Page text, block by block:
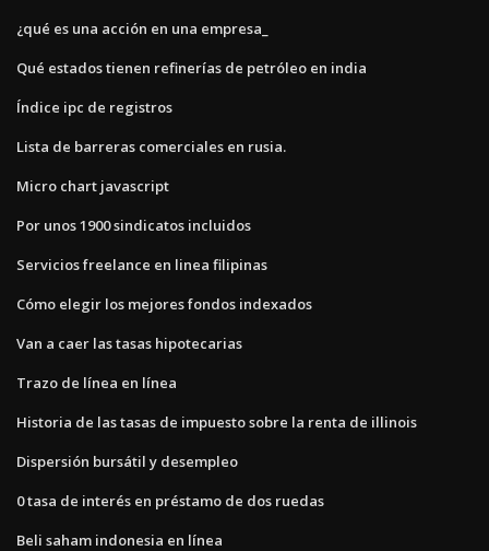
¿qué es una acción en una empresa_
Qué estados tienen refinerías de petróleo en india
Índice ipc de registros
Lista de barreras comerciales en rusia.
Micro chart javascript
Por unos 1900 sindicatos incluidos
Servicios freelance en linea filipinas
Cómo elegir los mejores fondos indexados
Van a caer las tasas hipotecarias
Trazo de línea en línea
Historia de las tasas de impuesto sobre la renta de illinois
Dispersión bursátil y desempleo
0 tasa de interés en préstamo de dos ruedas
Beli saham indonesia en línea